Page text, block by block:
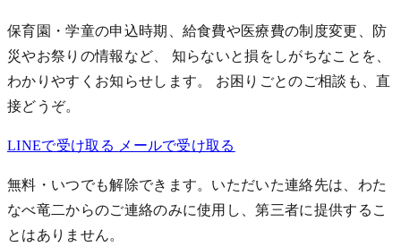
保育園・学童の申込時期、給食費や医療費の制度変更、防
災やお祭りの情報など、 知らないと損をしがちなことを、
わかりやすくお知らせします。 お困りごとのご相談も、直
接どうぞ。
LINEで受け取る メールで受け取る
無料・いつでも解除できます。いただいた連絡先は、わた
なべ竜二からのご連絡のみに使用し、第三者に提供するこ
とはありません。